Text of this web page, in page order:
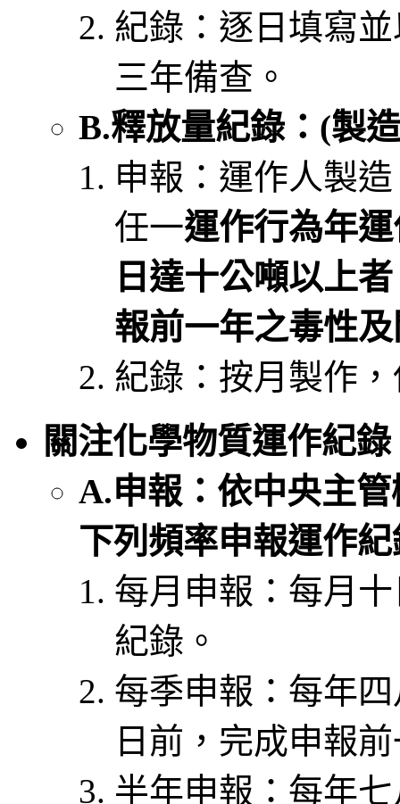
紀錄：逐日填寫
三年備查。
B.釋放量紀錄：(製
申報：運作人製
任一運作行為年
日達十公噸以上
報前一年之毒性
紀錄：按月製作
關注化學物質運作紀錄
A.申報：依中央主
下列頻率申報運作
每月申報：每月
紀錄。
每季申報：每年
日前，完成申報
半年申報：每年